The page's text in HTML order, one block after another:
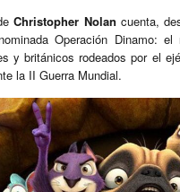
Christopher Nolan cuenta,
Operación Dinamo: el
y británicos rodeados por el
la II Guerra Mundial.